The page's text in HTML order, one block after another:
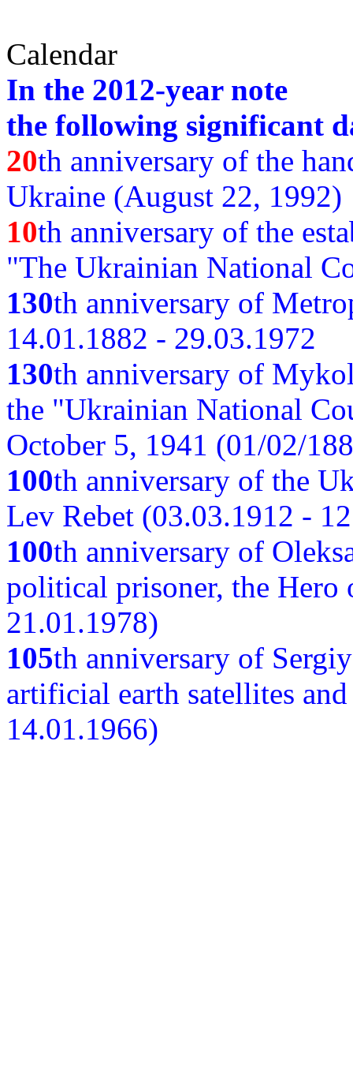
Calendar
In the 2012-year note
the following significant
20th anniversary of the
Ukraine (August 22, 1992)
10th anniversary of the
"The Ukrainian National
130th anniversary of
14.01.1882 - 29.03.1972
130th anniversary of
the "Ukrainian National
October 5, 1941 (01/02/
100th anniversary of the
Lev Rebet (03.03.1912 -
100th anniversary of
political prisoner, the
21.01.1978)
105th anniversary of
artificial earth satellites
14.01.1966)